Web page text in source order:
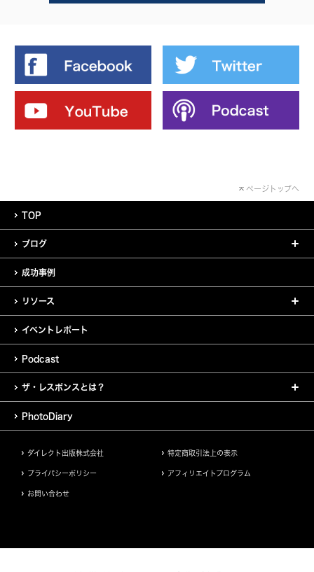
ページトップへ
TOP
ブログ
成功事例
リソース
イベントレポート
Podcast
ザ・レスポンスとは？
PhotoDiary
ダイレクト出版株式会社 特定商取引法上の表示
プライバシーポリシー アフィリエイトプログラム
お問い合わせ